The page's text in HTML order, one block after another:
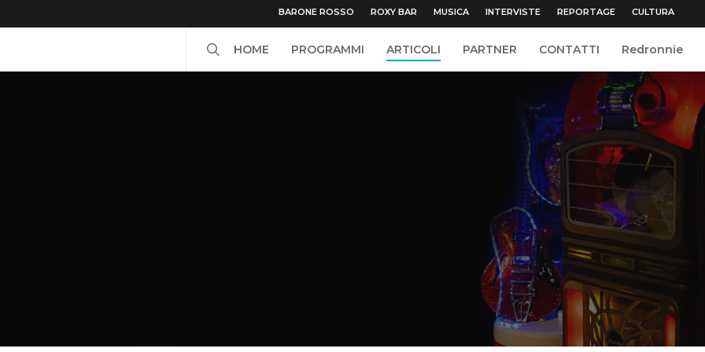
BARONE ROSSO ROXY BAR MUSICA INTERVISTE REPORTAGE CULTURA
HOME PROGRAMMI ARTICOLI PARTNER CONTATTI Redronnie